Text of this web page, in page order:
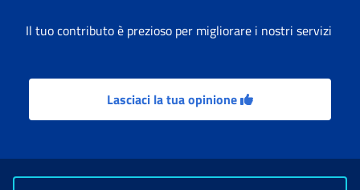
Il tuo contributo è prezioso per migliorare i nostri servizi
Lasciaci la tua opinione